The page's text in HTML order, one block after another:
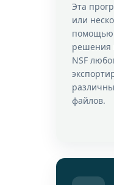
Эта
или
помощью
решения
NSF
файлов.